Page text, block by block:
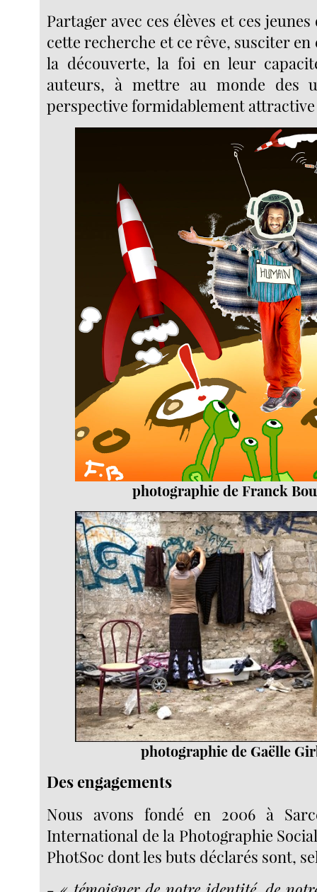
Partager avec ces élèves et ces
cette recherche et ce rêve, susciter en
la découverte, la foi en leur
auteurs, à mettre au monde des
perspective formidablement
photographie de Franck
photographie de Gaëlle
Des engagements
Nous avons fondé en 2006 à
International de la Photographie
PhotSoc dont les buts déclarés sont,